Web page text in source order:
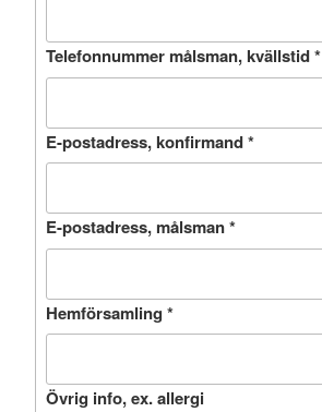
Telefonnummer målsman, kvällstid*
E-postadress, konfirmand*
E-postadress, målsman*
Hemförsamling*
Övrig info, ex. allergi